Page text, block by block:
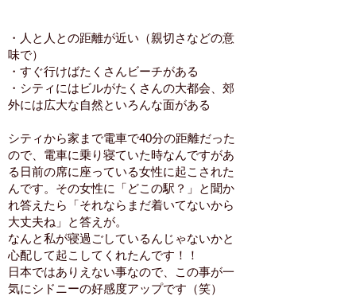
・人と人との距離が近い（親切さなどの意
味で）
・すぐ行けばたくさんビーチがある
・シティにはビルがたくさんの大都会、郊
外には広大な自然といろんな面がある
シティから家まで電車で40分の距離だった
ので、電車に乗り寝ていた時なんですがあ
る日前の席に座っている女性に起こされた
んです。その女性に「どこの駅？」と聞か
れ答えたら「それならまだ着いてないから
大丈夫ね」と答えが。
なんと私が寝過ごしているんじゃないかと
心配して起こしてくれたんです！！
日本ではありえない事なので、この事が一
気にシドニーの好感度アップです（笑）